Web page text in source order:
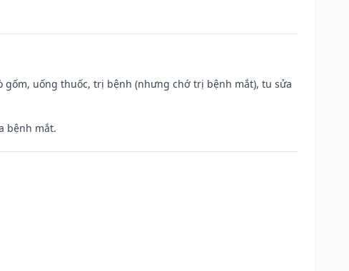
gốm, uống thuốc, trị bệnh (nhưng chớ trị bệnh mắt), tu sửa
bệnh mắt.